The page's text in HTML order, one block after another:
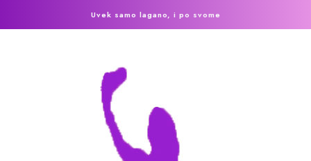
Uvek samo lagano, i po svome